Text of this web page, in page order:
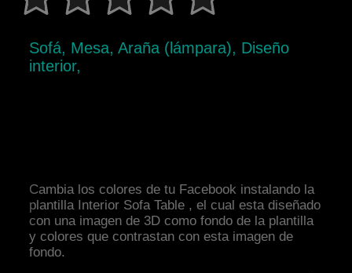
Sofá, Mesa, Araña (lámpara), Diseño
interior,
Cambia los colores de tu Facebook instalando la
plantilla Interior Sofa Table , el cual esta diseñado
con una imagen de 3D como fondo de la plantilla
y colores que contrastan con esta imagen de
fondo.